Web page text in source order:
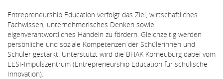
Entrepreneurship Education verfolgt das Ziel, wirtschaftliches
Fachwissen, unternehmerisches Denken sowie
eigenverantwortliches Handeln zu fördern. Gleichzeitig werden
persönliche und soziale Kompetenzen der Schülerinnen und
Schüler gestärkt. Unterstützt wird die BHAK Korneuburg dabei vom
EESI-Impulszentrum (Entrepreneurship Education für schulische
Innovation).